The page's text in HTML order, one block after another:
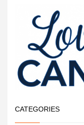
CATEGORIES